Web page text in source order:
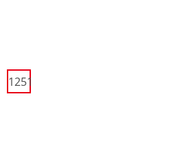
1251